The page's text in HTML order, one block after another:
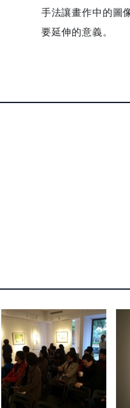
手法讓畫作中的圖
要延伸的意義。